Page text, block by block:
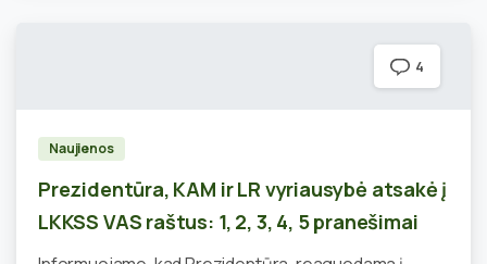
4
Naujienos
Prezidentūra, KAM ir LR vyriausybė atsakė į
LKKSS VAS raštus: 1, 2, 3, 4, 5 pranešimai